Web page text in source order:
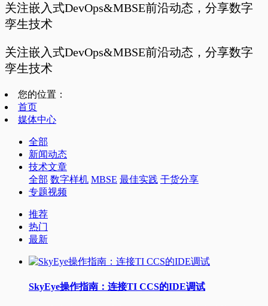
关注嵌入式DevOps&MBSE前沿动态，分享数字
孪生技术
关注嵌入式DevOps&MBSE前沿动态，分享数字
孪生技术
您的位置：
首页
媒体中心
全部
新闻动态
技术文章
全部 数字样机 MBSE 最佳实践 干货分享
专题视频
推荐
热门
最新
SkyEye操作指南：连接TI CCS的IDE调试